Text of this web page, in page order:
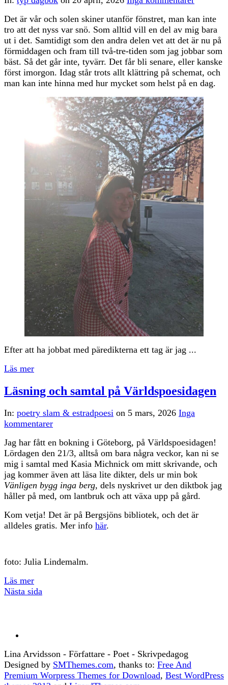
Det är vår och solen skiner utanför fönstret, man kan inte
tro att det nyss var snö. Som alltid vill en del av mig bara
ut i det. Samtidigt som den andra delen vet att det är nu på
förmiddagen och fram till två-tre-tiden som jag jobbar som
bäst. Så det går inte, tyvärr. Det får bli senare, eller kanske
först imorgon. Idag står trots allt klättring på schemat, och
man kan inte hinna med hur mycket som helst på en dag.
Efter att ha jobbat med päredikterna ett tag är jag ...
Läs mer
Läsning och samtal på Världspoesidagen
In: poetry slam & estradpoesi on 5 mars, 2026 Inga
kommentarer
Jag har fått en bokning i Göteborg, på Världspoesidagen!
Lördagen den 21/3, alltså om bara några veckor, kan ni se
mig i samtal med Kasia Michnick om mitt skrivande, och
jag kommer även att läsa lite dikter, dels ur min bok
Vänligen bygg inga berg, dels nyskrivet ur den diktbok jag
håller på med, om lantbruk och att växa upp på gård.
Kom vetja! Det är på Bergsjöns bibliotek, och det är
alldeles gratis. Mer info här.
foto: Julia Lindemalm.
Läs mer
Nästa sida
Lina Arvidsson - Författare - Poet - Skrivpedagog
Designed by SMThemes.com, thanks to: Free And
Premium Worpress Themes for Download, Best WordPress